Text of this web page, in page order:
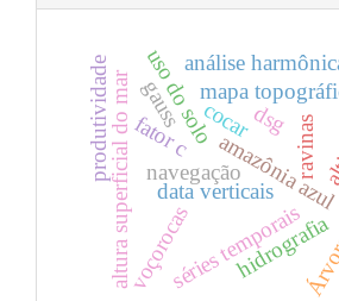
data verticaisamazônia azul
voçorocas
ravinas
uso do solo
altura superficial do mar mapa
análise
séries temporais
hidrografia
navegação
cocardsg
fator c
gauss
produtividade